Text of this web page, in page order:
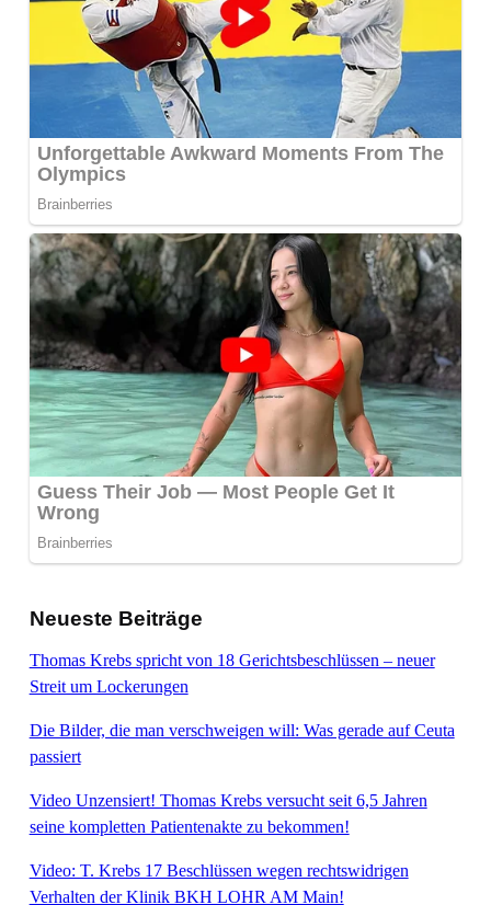
Neueste Beiträge
Thomas Krebs spricht von 18 Gerichtsbeschlüssen – neuer
Streit um Lockerungen
Die Bilder, die man verschweigen will: Was gerade auf Ceuta
passiert
Video Unzensiert! Thomas Krebs versucht seit 6,5 Jahren
seine kompletten Patientenakte zu bekommen!
Video: T. Krebs 17 Beschlüssen wegen rechtswidrigen
Verhalten der Klinik BKH LOHR AM Main!